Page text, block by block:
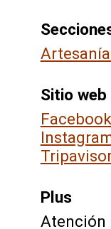
Sitio web
Facebook
Plus
Atención